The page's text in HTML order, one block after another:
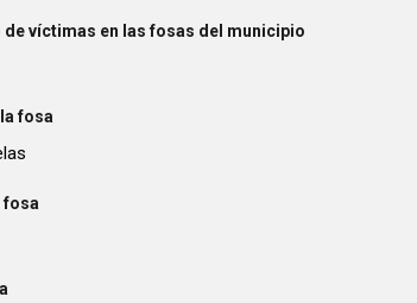
de víctimas en las fosas del municipio
fosa
fosa